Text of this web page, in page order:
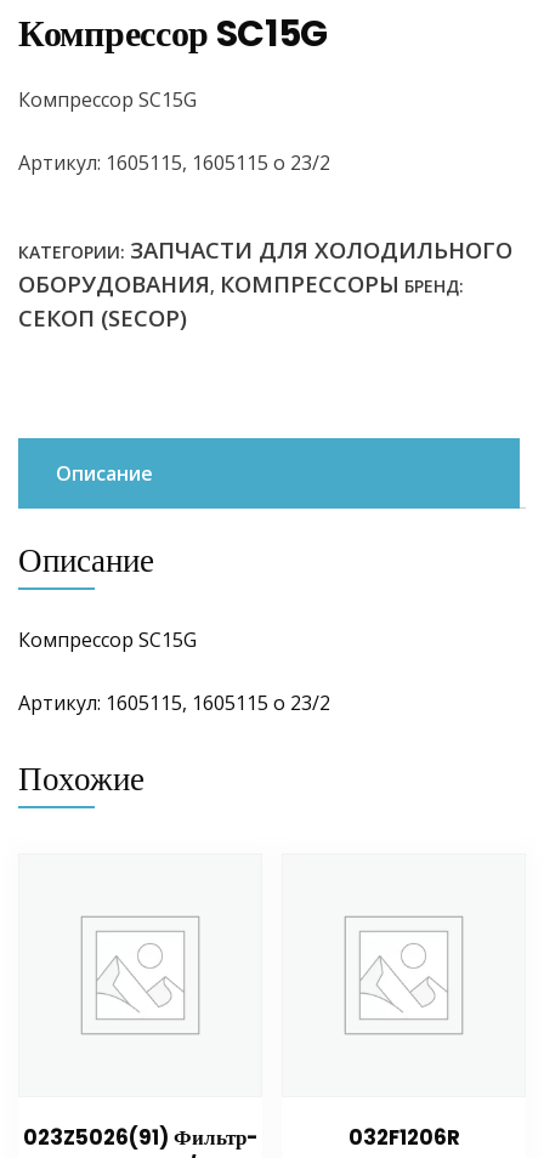
Компрессор SC15G
Компрессор SC15G
Артикул: 1605115, 1605115 о 23/2
КАТЕГОРИИ: ЗАПЧАСТИ ДЛЯ ХОЛОДИЛЬНОГО
ОБОРУДОВАНИЯ, КОМПРЕССОРЫ БРЕНД:
СЕКОП (SECOP)
Описание
Описание
Компрессор SC15G
Артикул: 1605115, 1605115 о 23/2
Похожие
023Z5026(91) Фильтр-
032F1206R